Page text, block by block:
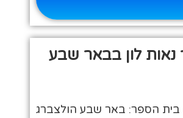
לון בבאר שבע
הספר: באר שבע הולצברג